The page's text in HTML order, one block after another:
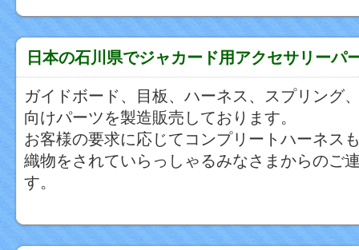
日本の石川県でジャカード用アクセサリーパ
ガイドボード、目板、ハーネス、スプリング
向けパーツを製造販売しております。
お客様の要求に応じてコンプリートハーネス
織物をされていらっしゃるみなさまからのご
す。